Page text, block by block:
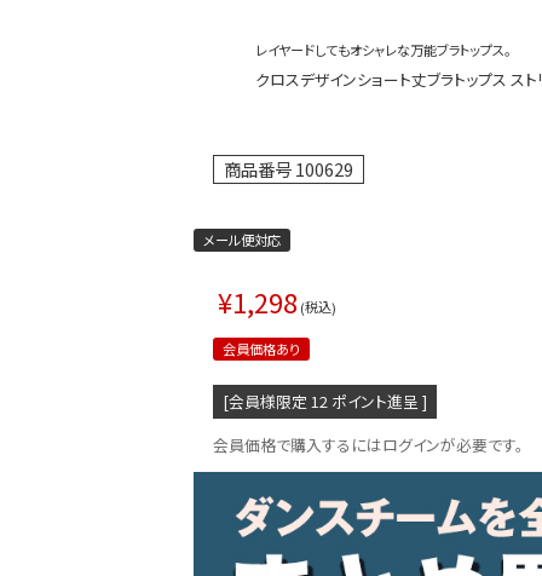
レイヤードしてもオシャレな万能ブラトップス。
クロスデザインショート丈ブラトップス ス
商品番号100629
メール便対応
¥1,298 税込
会員価格あり
[会員様限定 12 ポイント進呈 ]
会員価格で購入するにはログインが必要です。